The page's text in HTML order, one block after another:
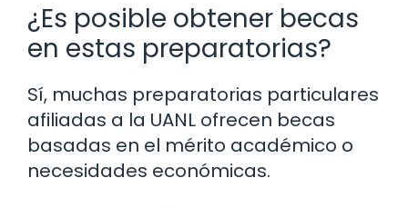
¿Es posible obtener becas
en estas preparatorias?
Sí, muchas preparatorias particulares
afiliadas a la UANL ofrecen becas
basadas en el mérito académico o
necesidades económicas.